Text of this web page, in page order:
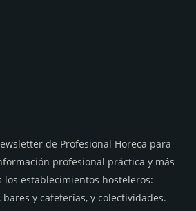
de Profesional Horeca para
profesional práctica y más
los establecimientos hosteleros:
y cafeterías, y colectividades.